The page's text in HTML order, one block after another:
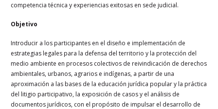
competencia técnica y experiencias exitosas en sede judicial.
Objetivo
Introducir a los participantes en el diseño e implementación de
estrategias legales para la defensa del territorio y la protección del
medio ambiente en procesos colectivos de reivindicación de derechos
ambientales, urbanos, agrarios e indígenas, a partir de una
aproximación a las bases de la educación jurídica popular y la práctica
del litigio participativo, la exposición de casos y el análisis de
documentos jurídicos, con el propósito de impulsar el desarrollo de